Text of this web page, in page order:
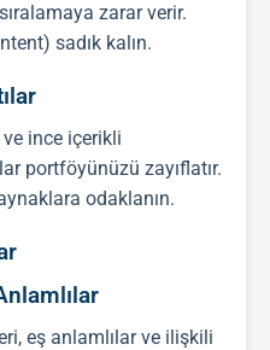
zarar verir.
sadık kalın.
ince içerikli
portföyünüzü zayıflatır.
odaklanın.
eş anlamlılar ve ilişkili